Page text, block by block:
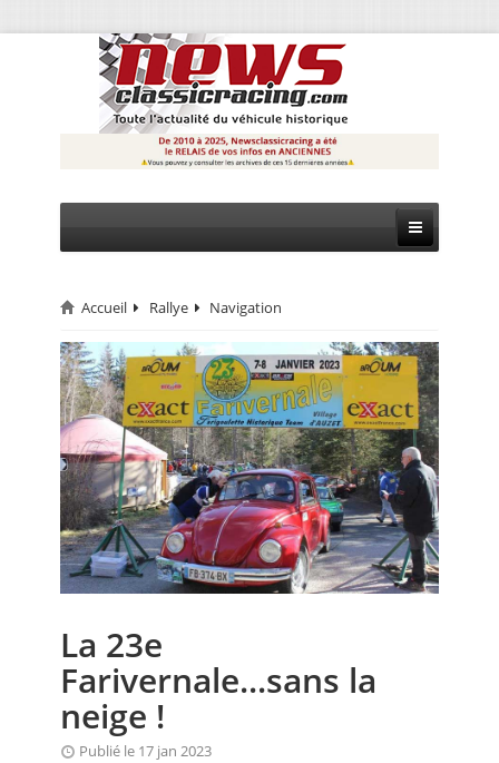
CIRCUIT
RALLYE
MONTAGNE
EVÈNEMENTS
CALENDRIER
FOCUS
ANNUAIRES
PETITES ANNONCES
Accueil Rallye Navigation
La 23e
Farivernale...sans la
neige !
Publié le 17 jan 2023